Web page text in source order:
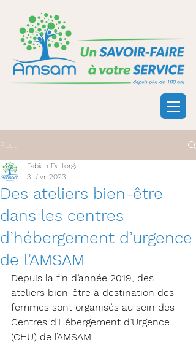
Post
Des ateliers bien-être
dans les centres
d’hébergement d’urgence
de l’AMSAM
Fabien Delforge
3 févr. 2023
Depuis la fin d’année 2019, des
ateliers bien-être à destination des
femmes sont organisés au sein des
Centres d’Hébergement d’Urgence
(CHU) de l’AMSAM.